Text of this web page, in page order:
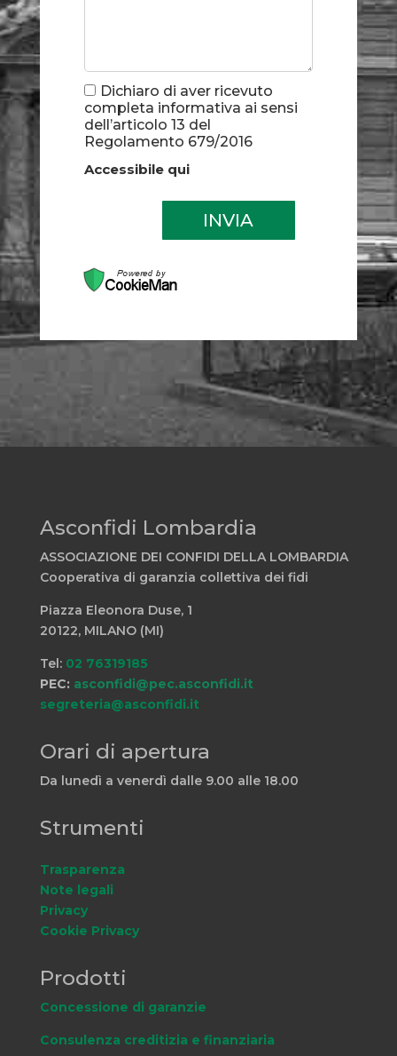
Dichiaro di aver ricevuto
completa informativa ai sensi
dell’articolo 13 del
Regolamento 679/2016
Accessibile qui
INVIA
Asconfidi Lombardia
ASSOCIAZIONE DEI CONFIDI DELLA LOMBARDIA
Cooperativa di garanzia collettiva dei fidi
Piazza Eleonora Duse, 1
20122, MILANO (MI)
Tel: 02 76319185
PEC: asconfidi@pec.asconfidi.it
segreteria@asconfidi.it
Orari di apertura
Da lunedì a venerdì dalle 9.00 alle 18.00
Strumenti
Trasparenza
Note legali
Privacy
Cookie Privacy
Prodotti
Concessione di garanzie
Consulenza creditizia e finanziaria